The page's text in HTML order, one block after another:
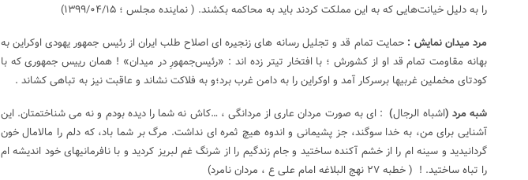
را به دلیل خیانت‌هایی که به این مملکت کردند باید به محاکمه بکشند. ( نماینده مجلس ؛ ۱۳۹۹/۰۴/۱۵)
مرد میدان نمایش : حمایت تمام قد و تجلیل رسانه های زنجیره ای اصلاح طلب ایران از رئیس جمهور یهودی اوکراین به
بهانه مقاومت تمام قد او از کشورش ؛ با افتخار تیتر زده اند : «‌رئیس‌جمهورِ در میدان» ! همان رییس جمهوری که با
کودتای مخملین غربیها برسرکار آمد و اوکراین را به دامن غرب برد؛و به فلاکت نشاند و عاقبت نیز به تباهی کشاند .
شبه مرد (اشباه الرجال) : اى به صورت مردان عارى از مردانگى ، …كاش نه شما را ديده بودم و نه مى شناختمتان. اين
آشنايى براى من، به خدا سوگند، جز پشيمانى و اندوه هيچ ثمره اى نداشت. مرگ بر شما باد، كه دلم را مالامال خون
گردانيديد و سينه ام را از خشم آكنده ساختيد و جام زندگيم را از شرنگ غم لبريز كرديد و با نافرمانيهاى خود انديشه ام
را تباه ساختيد. ! ( خطبه ۲۷ نهج البلاغه امام علی ع ، مردان نامرد)